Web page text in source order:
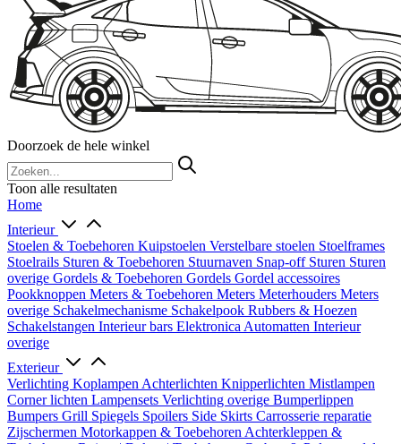
Doorzoek de hele winkel
Toon alle resultaten
Home
Interieur
Stoelen & Toebehoren Kuipstoelen Verstelbare stoelen Stoelframes
Stoelrails Sturen & Toebehoren Stuurnaven Snap-off Sturen Sturen
overige Gordels & Toebehoren Gordels Gordel accessoires
Pookknoppen Meters & Toebehoren Meters Meterhouders Meters
overige Schakelmechanisme Schakelpook Rubbers & Hoezen
Schakelstangen Interieur bars Elektronica Automatten Interieur
overige
Exterieur
Verlichting Koplampen Achterlichten Knipperlichten Mistlampen
Corner lichten Lampensets Verlichting overige Bumperlippen
Bumpers Grill Spiegels Spoilers Side Skirts Carrosserie reparatie
Zijschermen Motorkappen & Toebehoren Achterkleppen &